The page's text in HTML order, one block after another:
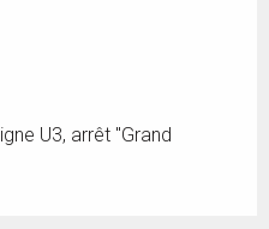
U3, arrêt "Grand